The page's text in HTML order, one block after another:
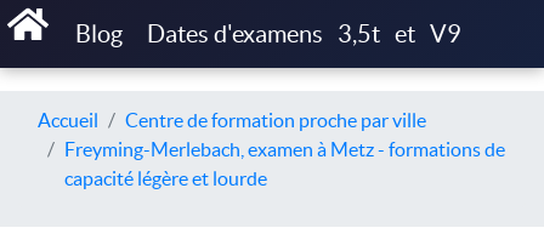
Blog Dates d'examens 3,5t et V9
Accueil
Centre de formation proche par ville
Freyming-Merlebach, examen à Metz - formations de
capacité légère et lourde